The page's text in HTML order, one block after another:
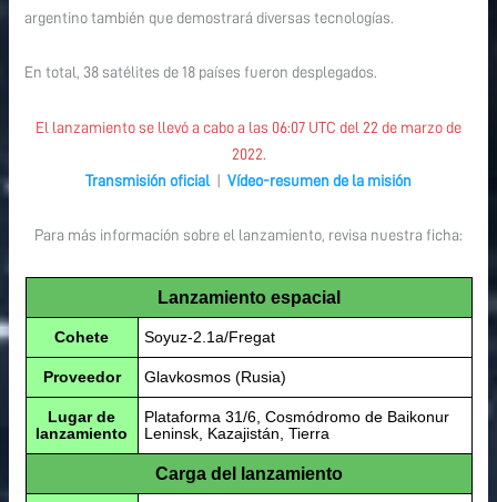
argentino también que demostrará diversas tecnologías.
En total, 38 satélites de 18 países fueron desplegados.
El lanzamiento se llevó a cabo a las 06:07 UTC del 22 de marzo de
2022.
Transmisión oficial
Vídeo-resumen de la misión
Para más información sobre el lanzamiento, revisa nuestra ficha:
Lanzamiento espacial
Cohete Soyuz-2.1a/Fregat
Proveedor Glavkosmos (Rusia)
Lugar de
lanzamiento
Plataforma 31/6, Cosmódromo de Baikonur
Leninsk, Kazajistán, Tierra
Carga del lanzamiento